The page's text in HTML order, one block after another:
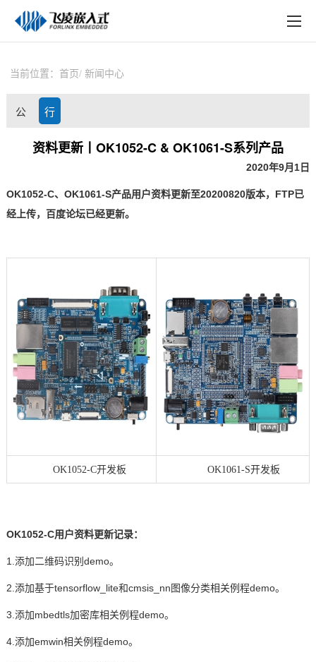
技术与支持
在线文档
关于飞凌
新闻中心
技术论坛
在线购买
当前位置： 首页 新闻中心
公
态
行
业
讯
资料更新丨OK1052-C & OK1061-S系列产品
2020年9月1日
OK1052-C、 OK1061-S产品用户资料更新至20200820版本， FTP已
经上传，百度论坛已经更新。
OK1052-C开发板 OK1061-S开发板
OK1052-C用户资料更新记录：
1. 添加二维码识别 demo。
2. 添加基于tensorflow_lite和cmsis_nn图像分类相关例程demo。
3. 添加mbedtls加密库相关例程demo。
4. 添加emwin相关例程demo。